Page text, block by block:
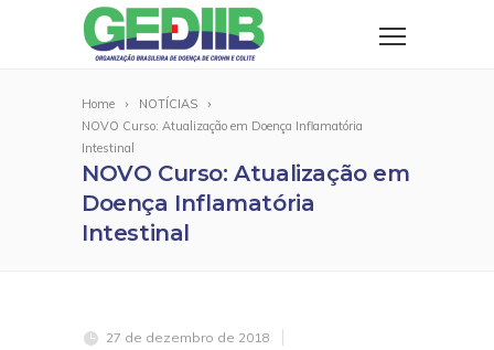
Home
NOTÍCIAS
NOVO Curso: Atualização em Doença Inflamatória
Intestinal
NOVO Curso: Atualização em
Doença Inflamatória
Intestinal
27 de dezembro de 2018